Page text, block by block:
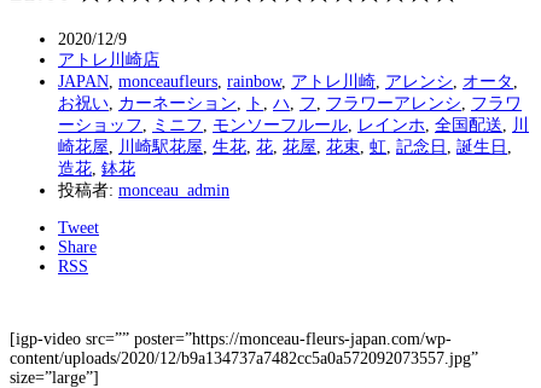
2020/12/9
アトレ川崎店
JAPAN monceaufleurs rainbow, アトレ川崎 アレンシ オータ
お祝い カーネーション ト ハ フ フラワーアレンシ
フラワ
ーショッフ
ミニフ モンソーフルール レインホ 全国配送
川
崎花屋
川崎駅花屋 生花 花 花屋 花束 虹 記念日 誕生日
造花 鉢花
投稿者: monceau_admin
Tweet
Share
RSS
[igp-video src=”” poster=”https://monceau-fleurs-japan.com/wp-
content/uploads/2020/12/b9a134737a7482cc5a0a572092073557.jpg”
size=”large”]